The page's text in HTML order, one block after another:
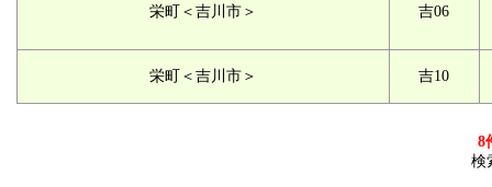
栄町＜吉川市＞ 吉06
栄町＜吉川市＞ 吉10
8
検